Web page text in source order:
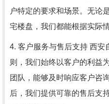
户特定的要求和场景。无论
宅楼盘，我们都能根据实际
4. 客户服务与售后支持 西安
则，我们始终以客户的利益
团队，能够及时响应客户咨
后，我们提供可靠的售后支